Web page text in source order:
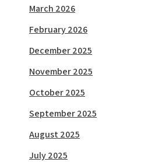
March 2026
February 2026
December 2025
November 2025
October 2025
September 2025
August 2025
July 2025